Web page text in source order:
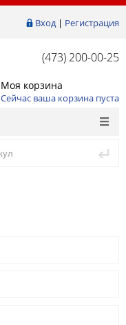
Вход| Регистрация
(473) 200-00-25
Моя корзина
Сейчас ваша корзина пуста